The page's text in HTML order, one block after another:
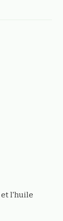
et l'huile